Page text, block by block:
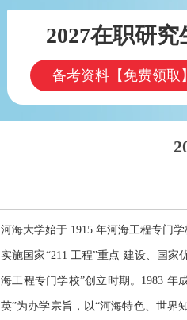
2027在职研究
备考资料【免费领取】
河海大学始于 1915 年河海工程专门
实施国家“211 工程”重点 建设、国
海工程专门学校”创立时期。1983 年
英”为办学宗旨，以“河海特色、世界